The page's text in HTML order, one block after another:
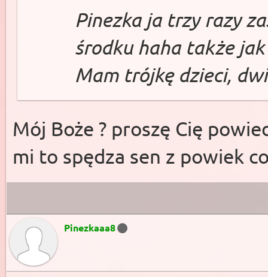
Pinezka ja trzy razy
środku haha także
Mam trójkę dzieci,
Mój Boże ? proszę Cię
mi to spędza sen z powiek
Pinezkaaa8